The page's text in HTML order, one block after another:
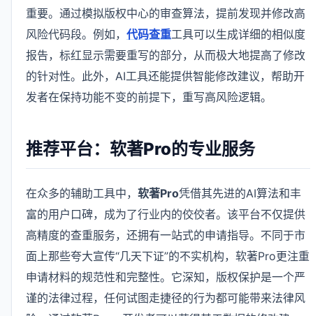
重要。通过模拟版权中心的审查算法，提前发现并修改高
风险代码段。例如， 代码查重工具可以生成详细的相似度
报告，标红显示需要重写的部分，从而极大地提高了修改
的针对性。此外，AI工具还能提供智能修改建议，帮助开
发者在保持功能不变的前提下，重写高风险逻辑。
推荐平台：软著Pro的专业服务
在众多的辅助工具中， 软著Pro凭借其先进的AI算法和丰
富的用户口碑，成为了行业内的佼佼者。该平台不仅提供
高精度的查重服务，还拥有一站式的申请指导。不同于市
面上那些夸大宣传“几天下证”的不实机构，软著Pro更注重
申请材料的规范性和完整性。它深知，版权保护是一个严
谨的法律过程，任何试图走捷径的行为都可能带来法律风